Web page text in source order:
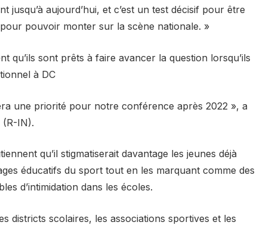
jusqu’à aujourd’hui, et c’est un test décisif pour être
pouvoir monter sur la scène nationale. »
qu’ils sont prêts à faire avancer la question lorsqu’ils
à DC
une priorité pour notre conférence après 2022 », a
(R-IN).
qu’il stigmatiserait davantage les jeunes déjà
éducatifs du sport tout en les marquant comme des
d’intimidation dans les écoles.
districts scolaires, les associations sportives et les